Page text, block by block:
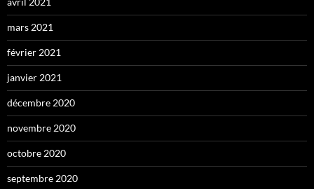
mars 2021
février 2021
janvier 2021
décembre 2020
novembre 2020
octobre 2020
septembre 2020